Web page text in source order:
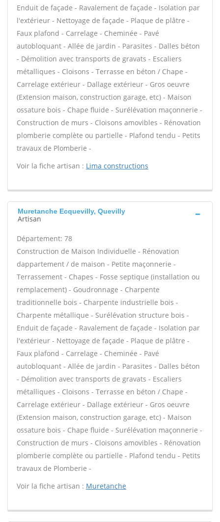
Enduit de façade - Ravalement de façade - Isolation par
l'extérieur - Nettoyage de façade - Plaque de plâtre -
Faux plafond - Carrelage - Cheminée - Pavé
autobloquant - Allée de jardin - Parasites - Dalles béton
- Démolition avec transports de gravats - Escaliers
métalliques - Cloisons - Terrasse en béton / Chape -
Carrelage extérieur - Dallage extérieur - Gros oeuvre
(Extension maison, construction garage, etc) - Maison
ossature bois - Chape fluide - Surélévation maçonnerie -
Construction de murs - Cloisons amovibles - Rénovation
plomberie complète ou partielle - Plafond tendu - Petits
travaux de Plomberie -
Voir la fiche artisan : Lima constructions
Muretanche Ecquevilly, Quevilly
Artisan
Département: 78
Construction de Maison Individuelle - Rénovation
dappartement / de maison - Petite maçonnerie -
Terrassement - Chapes - Fosse septique (installation ou
remplacement) - Goudronnage - Charpente
traditionnelle bois - Charpente industrielle bois -
Charpente métallique - Surélévation structure bois -
Enduit de façade - Ravalement de façade - Isolation par
l'extérieur - Nettoyage de façade - Plaque de plâtre -
Faux plafond - Carrelage - Cheminée - Pavé
autobloquant - Allée de jardin - Parasites - Dalles béton
- Démolition avec transports de gravats - Escaliers
métalliques - Cloisons - Terrasse en béton / Chape -
Carrelage extérieur - Dallage extérieur - Gros oeuvre
(Extension maison, construction garage, etc) - Maison
ossature bois - Chape fluide - Surélévation maçonnerie -
Construction de murs - Cloisons amovibles - Rénovation
plomberie complète ou partielle - Plafond tendu - Petits
travaux de Plomberie -
Voir la fiche artisan : Muretanche